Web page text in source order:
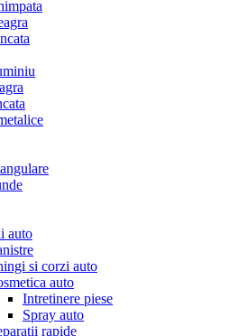
auto
si corzi auto
auto
Intretinere piese
Spray auto
rapide